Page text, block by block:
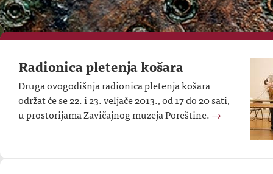
Radionica pletenja košara
Druga ovogodišnja radionica pletenja košara
održat će se 22. i 23. veljače 2013., od 17 do 20 sati,
u prostorijama Zavičajnog muzeja Poreštine.→